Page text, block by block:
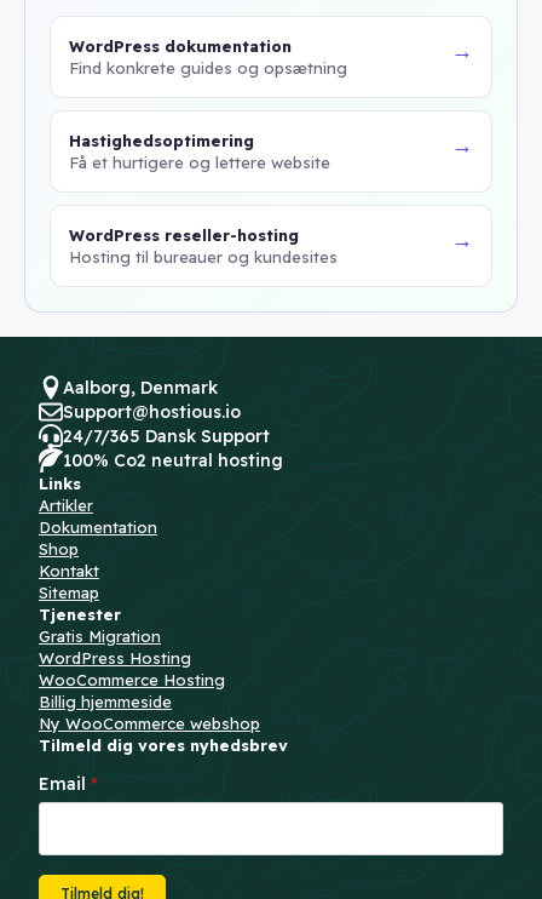
WordPress dokumentation
Find konkrete guides og opsætning
→
Hastighedsoptimering
Få et hurtigere og lettere website
→
WordPress reseller-hosting
Hosting til bureauer og kundesites
→
Aalborg, Denmark
Support@hostious.io
24/7/365 Dansk Support
100% Co2 neutral hosting
Links
Artikler
Dokumentation
Shop
Kontakt
Sitemap
Tjenester
Gratis Migration
WordPress Hosting
WooCommerce Hosting
Billig hjemmeside
Ny WooCommerce webshop
Tilmeld dig vores nyhedsbrev
Email *
Tilmeld dig!